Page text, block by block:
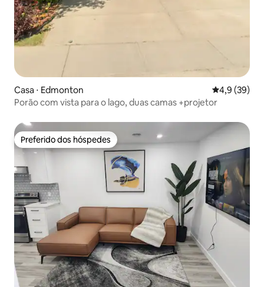
Casa ⋅ Edmonton 4,9 de uma
4,9 (39)
Porão com vista para o lago, duas camas +projetor
Preferido dos hóspedes
Preferido dos hóspedes